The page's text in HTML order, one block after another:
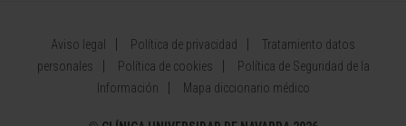
Aviso legal Política de privacidad
Tratamiento datos
personales
Política de cookies
Política de Seguridad de la
Información
Mapa diccionario médico